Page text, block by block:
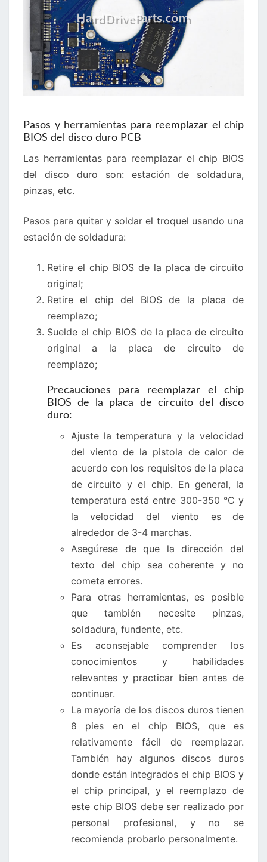
Pasos y herramientas para reemplazar el chip
BIOS del disco duro PCB
Las herramientas para reemplazar el chip BIOS
del disco duro son: estación de soldadura,
pinzas, etc.
Pasos para quitar y soldar el troquel usando una
estación de soldadura:
Retire el chip BIOS de la placa de circuito
original;
Retire el chip del BIOS de la placa de
reemplazo;
Suelde el chip BIOS de la placa de circuito
original a la placa de circuito de
reemplazo;
Precauciones para reemplazar el chip
BIOS de la placa de circuito del disco
duro:
Ajuste la temperatura y la velocidad
del viento de la pistola de calor de
acuerdo con los requisitos de la placa
de circuito y el chip. En general, la
temperatura está entre 300-350 °C y
la velocidad del viento es de
alrededor de 3-4 marchas.
Asegúrese de que la dirección del
texto del chip sea coherente y no
cometa errores.
Para otras herramientas, es posible
que también necesite pinzas,
soldadura, fundente, etc.
Es aconsejable comprender los
conocimientos y habilidades
relevantes y practicar bien antes de
continuar.
La mayoría de los discos duros tienen
8 pies en el chip BIOS, que es
relativamente fácil de reemplazar.
También hay algunos discos duros
donde están integrados el chip BIOS y
el chip principal, y el reemplazo de
este chip BIOS debe ser realizado por
personal profesional, y no se
recomienda probarlo personalmente.